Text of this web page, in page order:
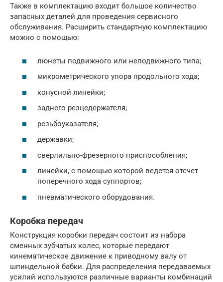
Также в комплектацию входит большое количество
запасных деталей для проведения сервисного
обслуживания. Расширить стандартную комплектацию
можно с помощью:
люнеты подвижного или неподвижного типа;
микрометрического упора продольного хода;
конусной линейки;
заднего резцедержателя;
резьбоуказателя;
державки;
сверлильно-фрезерного приспособления;
линейки, с помощью которой ведется отсчет
поперечного хода суппортов;
пневматического оборудования.
Коробка передач
Конструкция коробки передач состоит из набора
сменных зубчатых колес, которые передают
кинематическое движение к приводному валу от
шпиндельной бабки. Для распределения передаваемых
усилий используются различные варианты комбинаций